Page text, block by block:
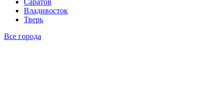
Саратов
Владивосток
Тверь
Все города